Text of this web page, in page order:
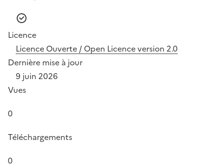
Licence
Licence Ouverte / Open Licence version 2.0
Dernière mise à jour
9 juin 2026
Vues
0
Téléchargements
0